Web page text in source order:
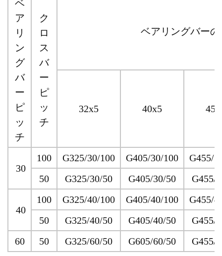
ベ
ア
リ
ン
グ
バ
ー
ピ
ッ
チ
ク
ロ
ス
バ
ー
ピ
ッ
チ
ベアリングバー
32x5 40x5
30
100 G325/30/100 G405/30/100
G455/
50
G325/30/50 G405/30/50 G455/
40
100 G325/40/100 G405/40/100
G455/
50
G325/40/50 G405/40/50
G455/
60
50 G325/60/50 G605/60/50 G455/